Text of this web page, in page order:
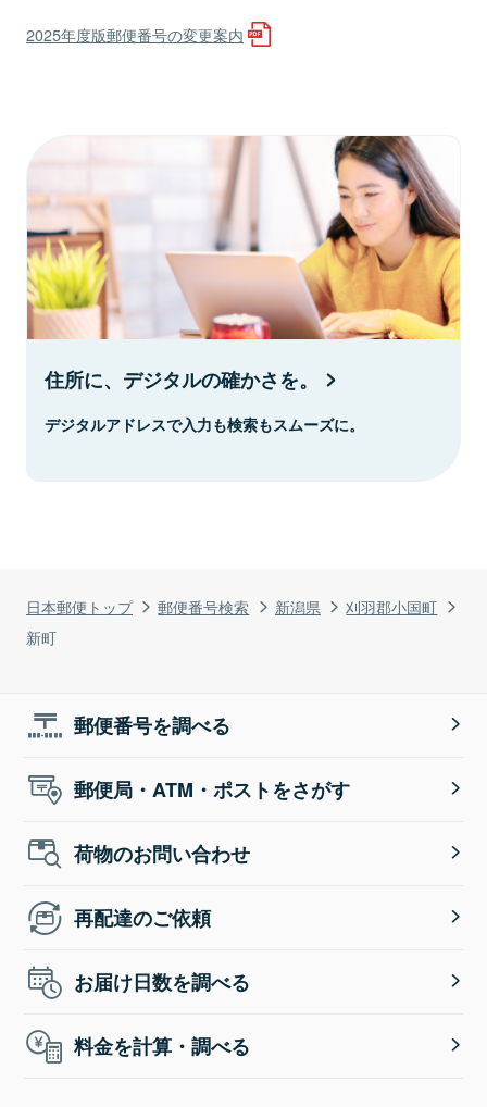
日本郵便トップ 郵便番号検索 新潟県
刈羽郡小国町
新町
2025年度版郵便番号の変更案内
住所に、デジタルの確かさを。
デジタルアドレスで入力も検索もスムーズに。
郵便番号を調べる
郵便局・ATM・ポストをさがす
荷物のお問い合わせ
再配達のご依頼
お届け日数を調べる
料金を計算・調べる